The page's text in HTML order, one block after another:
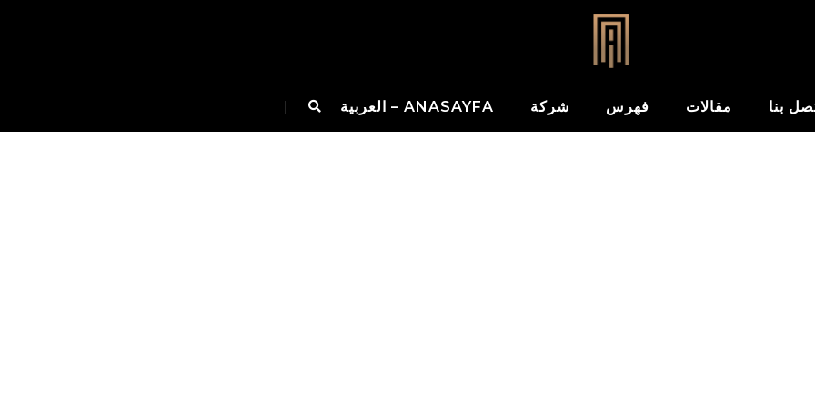
ANASAYFA – العربية شركة فهرس مقالات بنا